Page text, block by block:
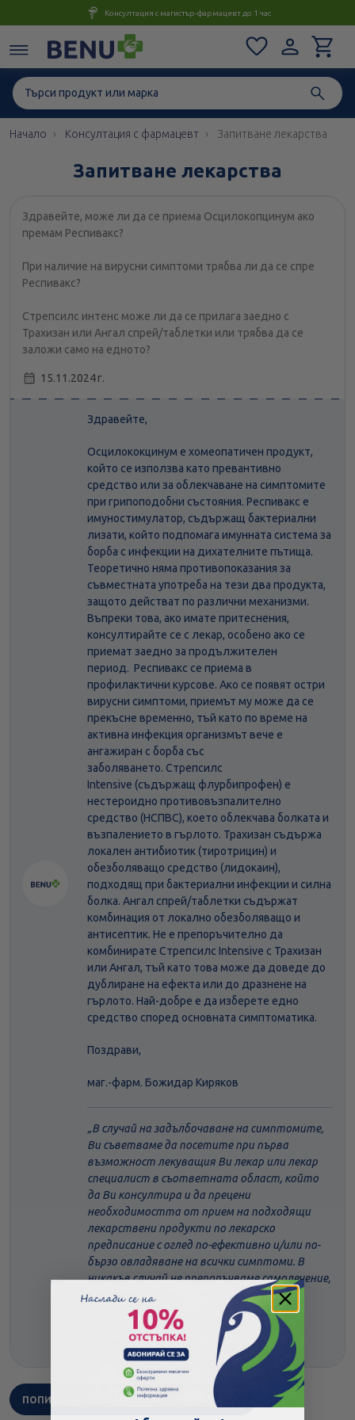
Консултация с магистър-фармацевт до 1 час
Начало Консултация с фармацевт Запитване лекарства
Запитване лекарства
Здравейте, може ли да се приема Осцилокопцинум ако
премам Респивакс?
При наличие на вирусни симптоми трябва ли да се спре
Респивакс?
Стрепсилс интенс може ли да се прилага заедно с
Трахизан или Ангал спрей/таблетки или трябва да се
заложи само на едното?
15.11.2024 г.
Здравейте,
Осцилококцинум е хомеопатичен продукт,
който се използва като превантивно
средство или за облекчаване на симптомите
при грипоподобни състояния. Респивакс е
имуностимулатор, съдържащ бактериални
лизати, който подпомага имунната система за
борба с инфекции на дихателните пътища.
Теоретично няма противопоказания за
съвместната употреба на тези два продукта,
защото действат по различни механизми.
Въпреки това, ако имате притеснения,
консултирайте се с лекар, особено ако се
приемат заедно за продължителен
период. Респивакс се приема в
профилактични курсове. Ако се появят остри
вирусни симптоми, приемът му може да се
прекъсне временно, тъй като по време на
активна инфекция организмът вече е
ангажиран с борба със
заболяването. Стрепсилс
Intensive (съдържащ флурбипрофен) е
нестероидно противовъзпалително
средство (НСПВС), което облекчава болката и
възпалението в гърлото. Трахизан съдържа
локален антибиотик (тиротрицин) и
обезболяващо средство (лидокаин),
подходящ при бактериални инфекции и силна
болка. Ангал спрей/таблетки съдържат
комбинация от локално обезболяващо и
антисептик. Не е препоръчително да
комбинирате Стрепсилс Intensive с Трахизан
или Ангал, тъй като това може да доведе до
дублиране на ефекта или до дразнене на
гърлото. Най-добре е да изберете едно
средство според основната симптоматика.
Поздрави,
маг.-фарм. Божидар Киряков
В случай на задълбочаване на симптомите,
Ви съветваме да посетите при първа
възможност лекуващия Ви лекар или лекар
специалист в съответната област, който
да Ви консултира и да прецени
необходимостта от прием на подходящи
лекарствени продукти по лекарско
предписание с оглед по-ефективно и/или по-
бързо овладяване на всички симптоми. В
никакъв случай не препоръчваме самолечение,
а адекватно предписано и проведено
лечение.
маг.-фарм. Божидар Киряков
ПОПИТАЙ НАШИЯ МАГИСТЪР-ФАРМАЦЕВТ!